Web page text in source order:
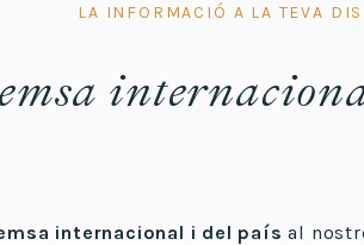
LA INFORMACIÓ A LA TEVA
internacional i del país al